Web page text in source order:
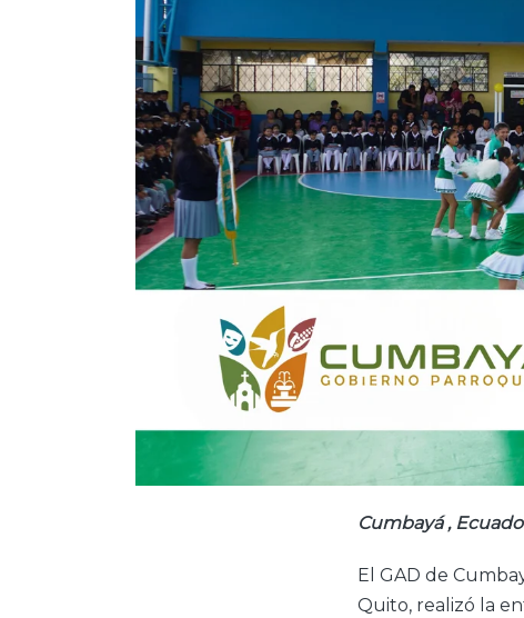
Cumbayá ,
El GAD de
Quito, realizó la